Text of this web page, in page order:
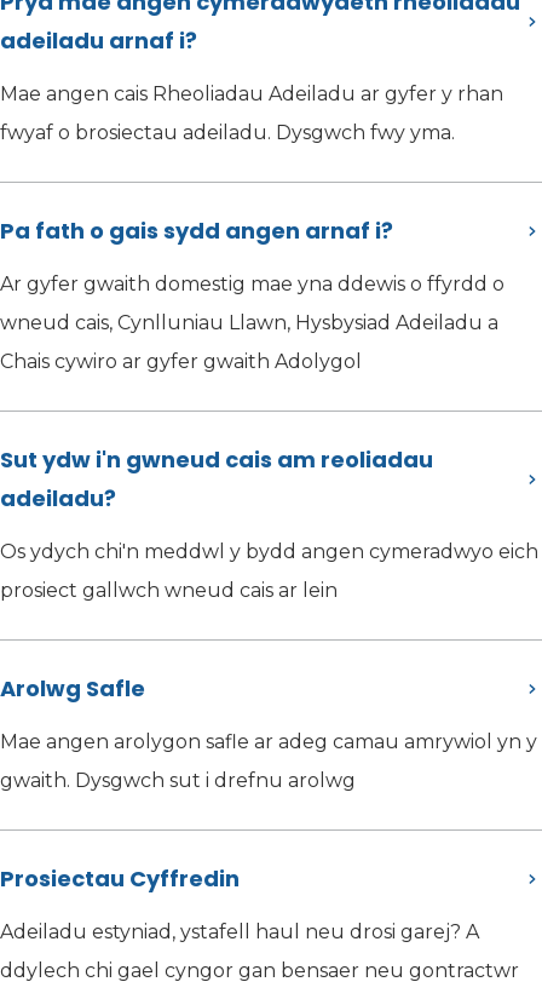
adeiladu arnaf i?
Mae angen cais Rheoliadau Adeiladu ar gyfer y rhan
fwyaf o brosiectau adeiladu. Dysgwch fwy yma.
Pa fath o gais sydd angen arnaf i?
Ar gyfer gwaith domestig mae yna ddewis o ffyrdd o
wneud cais, Cynlluniau Llawn, Hysbysiad Adeiladu a
Chais cywiro ar gyfer gwaith Adolygol
Sut ydw i'n gwneud cais am reoliadau
adeiladu?
Os ydych chi'n meddwl y bydd angen cymeradwyo eich
prosiect gallwch wneud cais ar lein
Arolwg Safle
Mae angen arolygon safle ar adeg camau amrywiol yn y
gwaith. Dysgwch sut i drefnu arolwg
Prosiectau Cyffredin
Adeiladu estyniad, ystafell haul neu drosi garej? A
ddylech chi gael cyngor gan bensaer neu gontractwr